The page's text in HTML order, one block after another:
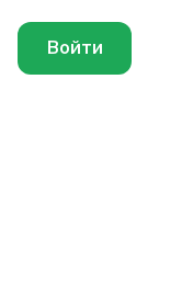
Войти